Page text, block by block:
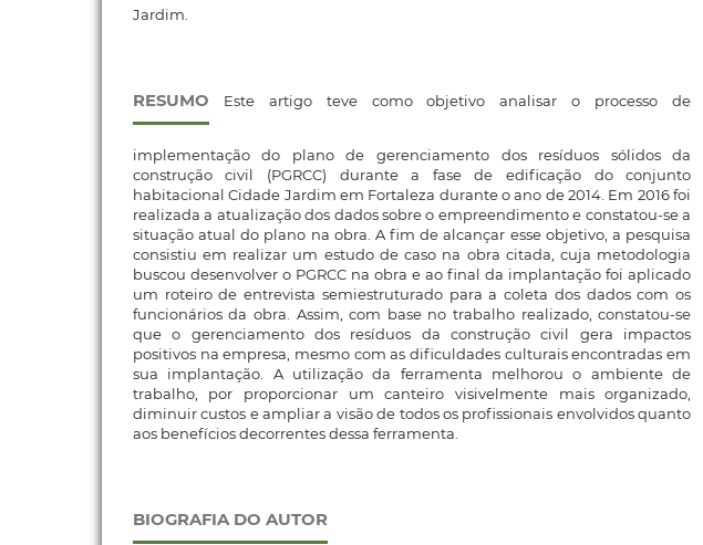
Jardim.
RESUMO Este artigo teve como objetivo analisar o processo de
implementação do plano de gerenciamento dos resíduos sólidos da
construção civil (PGRCC) durante a fase de edificação do conjunto
habitacional Cidade Jardim em Fortaleza durante o ano de 2014. Em 2016 foi
realizada a atualização dos dados sobre o empreendimento e constatou-se a
situação atual do plano na obra. A fim de alcançar esse objetivo, a pesquisa
consistiu em realizar um estudo de caso na obra citada, cuja metodologia
buscou desenvolver o PGRCC na obra e ao final da implantação foi aplicado
um roteiro de entrevista semiestruturado para a coleta dos dados com os
funcionários da obra. Assim, com base no trabalho realizado, constatou-se
que o gerenciamento dos resíduos da construção civil gera impactos
positivos na empresa, mesmo com as dificuldades culturais encontradas em
sua implantação. A utilização da ferramenta melhorou o ambiente de
trabalho, por proporcionar um canteiro visivelmente mais organizado,
diminuir custos e ampliar a visão de todos os profissionais envolvidos quanto
aos benefícios decorrentes dessa ferramenta.
BIOGRAFIA DO AUTOR